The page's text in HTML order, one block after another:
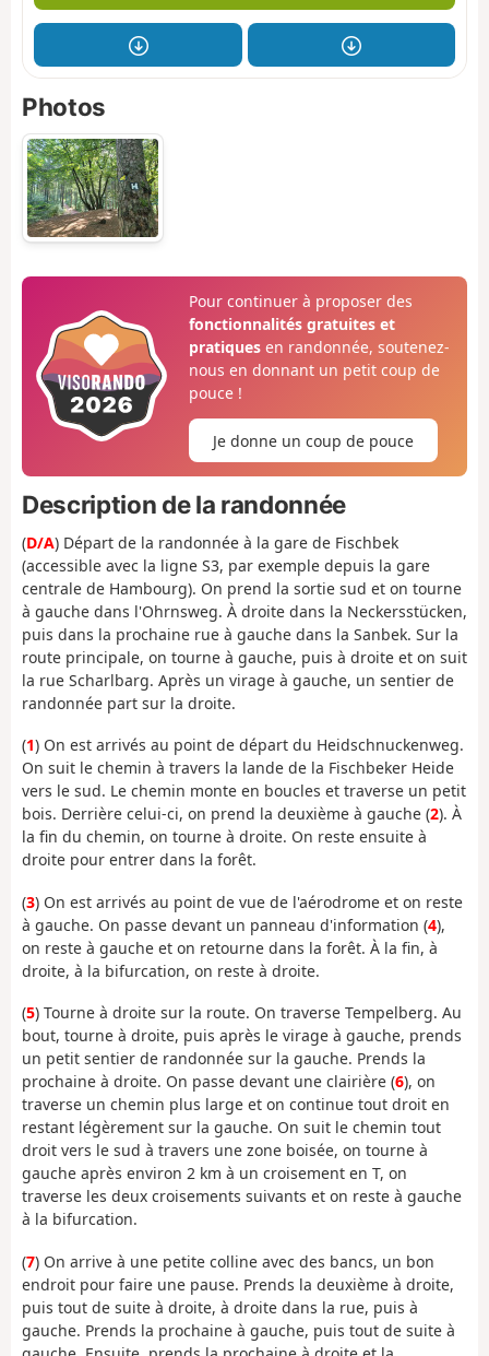
Photos
Pour continuer à proposer des
fonctionnalités gratuites et
pratiquesen randonnée, soutenez-
nous en donnant un petit coup de
pouce !
Je donne un coup de pouce
Description de la randonnée
(D/A) Départ de la randonnée à la gare de Fischbek
(accessible avec la ligne S3, par exemple depuis la gare
centrale de Hambourg). On prend la sortie sud et on tourne
à gauche dans l'Ohrnsweg. À droite dans la Neckersstücken,
puis dans la prochaine rue à gauche dans la Sanbek. Sur la
route principale, on tourne à gauche, puis à droite et on suit
la rue Scharlbarg. Après un virage à gauche, un sentier de
randonnée part sur la droite.
(1) On est arrivés au point de départ du Heidschnuckenweg.
On suit le chemin à travers la lande de la Fischbeker Heide
vers le sud. Le chemin monte en boucles et traverse un petit
bois. Derrière celui-ci, on prend la deuxième à gauche (2). À
la fin du chemin, on tourne à droite. On reste ensuite à
droite pour entrer dans la forêt.
(3) On est arrivés au point de vue de l'aérodrome et on reste
à gauche. On passe devant un panneau d'information (4),
on reste à gauche et on retourne dans la forêt. À la fin, à
droite, à la bifurcation, on reste à droite.
(5) Tourne à droite sur la route. On traverse Tempelberg. Au
bout, tourne à droite, puis après le virage à gauche, prends
un petit sentier de randonnée sur la gauche. Prends la
prochaine à droite. On passe devant une clairière (6), on
traverse un chemin plus large et on continue tout droit en
restant légèrement sur la gauche. On suit le chemin tout
droit vers le sud à travers une zone boisée, on tourne à
gauche après environ 2 km à un croisement en T, on
traverse les deux croisements suivants et on reste à gauche
à la bifurcation.
(7) On arrive à une petite colline avec des bancs, un bon
endroit pour faire une pause. Prends la deuxième à droite,
puis tout de suite à droite, à droite dans la rue, puis à
gauche. Prends la prochaine à gauche, puis tout de suite à